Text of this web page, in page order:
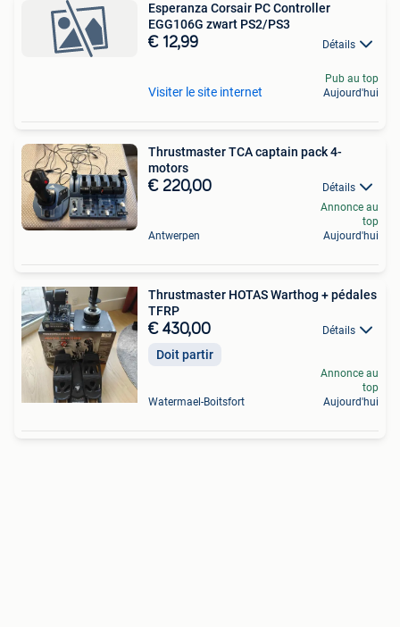
Esperanza Corsair PC Controller
EGG106G zwart PS2/PS3
€ 12,99 Détails
Visiter le site internet
Pub au top
Aujourd'hui
Thrustmaster TCA captain pack 4-
motors
€ 220,00 Détails
Antwerpen
Annonce au
top
Aujourd'hui
Thrustmaster HOTAS Warthog + pédales
TFRP
€ 430,00 Détails
Doit partir
Watermael-Boitsfort
Annonce au
top
Aujourd'hui